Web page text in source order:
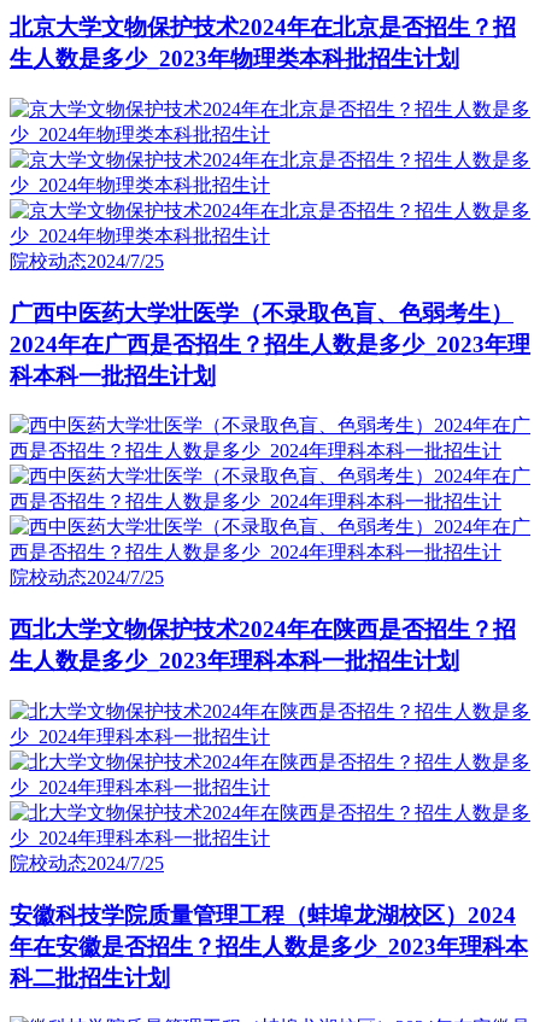
北京大学文物保护技术2024年在北京是否招生？招
生人数是多少_2023年物理类本科批招生计划
院校动态2024/7/25
广西中医药大学壮医学（不录取色盲、色弱考生）
2024年在广西是否招生？招生人数是多少_2023年理
科本科一批招生计划
院校动态2024/7/25
西北大学文物保护技术2024年在陕西是否招生？招
生人数是多少_2023年理科本科一批招生计划
院校动态2024/7/25
安徽科技学院质量管理工程（蚌埠龙湖校区）2024
年在安徽是否招生？招生人数是多少_2023年理科本
科二批招生计划